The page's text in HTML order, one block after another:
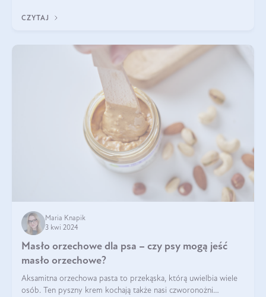
CZYTAJ
Maria Knapik
3 kwi 2024
Masło orzechowe dla psa – czy psy mogą jeść
masło orzechowe?
Aksamitna orzechowa pasta to przekąska, którą uwielbia wiele
osób. Ten pyszny krem kochają także nasi czworonożni